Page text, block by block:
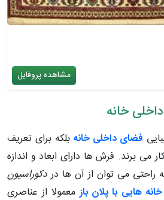
مشاهده پروفایل
خانه
فضای داخلی خانه بلکه برای تعریف
برند. فرش ها دارای ابعاد و اندازه
می توان از آن ها دردکوراسیون
خانه هایی با پلان بازمعمولا از عناصری